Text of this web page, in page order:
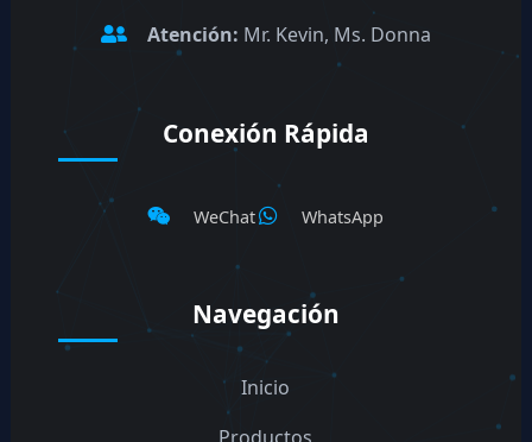
Atención: Mr. Kevin, Ms. Donna
Conexión Rápida
WeChat WhatsApp
Navegación
Inicio